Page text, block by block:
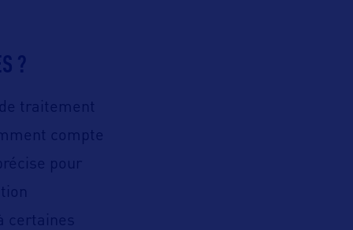
?
traitement
compte
pour
certaines